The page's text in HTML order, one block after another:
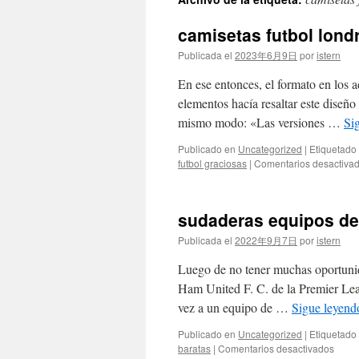
contenido
camisetas futbol
Publicada el 2023年6月9日 poristern
En ese entonces, el formato en los
elementos hacía resaltar este
mismo modo: «Las versiones …
Publicado en Uncategorized | Etiquetado
futbol graciosas | Comentarios
sudaderas equipos
Publicada el 2022年9月7日 poristern
Luego de no tener muchas
Ham United F. C. de la Premier
vez a un equipo de … Sigue
Publicado en Uncategorized | Etiquetado
baratas | Comentarios desactivadosen